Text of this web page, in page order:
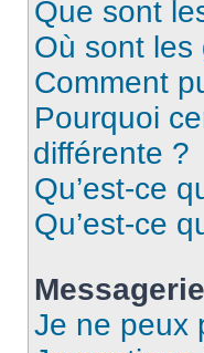
Que sont
Où sont les
Comment
Pourquoi
différente ?
Qu’est-ce
Qu’est-ce
Je ne peux